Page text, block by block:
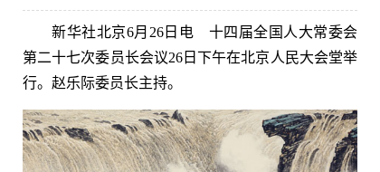
新华社北京6月26日电 十四届全国人大常委会
第二十七次委员长会议26日下午在北京人民大会堂举
行。赵乐际委员长主持。